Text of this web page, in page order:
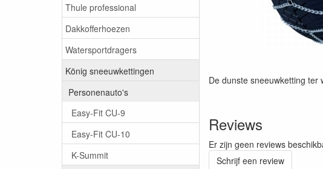
Thule professional
Dakkofferhoezen
Watersportdragers
König sneeuwkettingen
Personenauto's
Easy-Fit CU-9
Easy-Fit CU-10
K-Summit
De dunste sneeuwketting ter
Reviews
Er zijn geen reviews
Schrijf een review